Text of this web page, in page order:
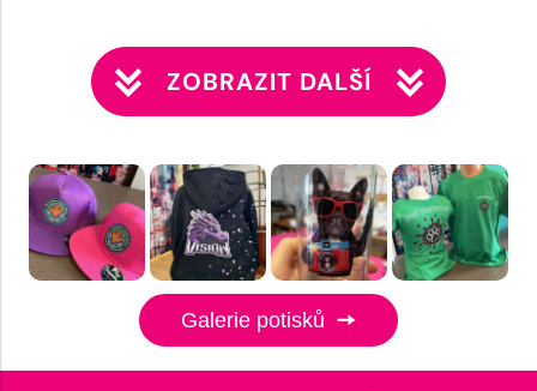
ZOBRAZIT DALŠÍ
Galerie potisků